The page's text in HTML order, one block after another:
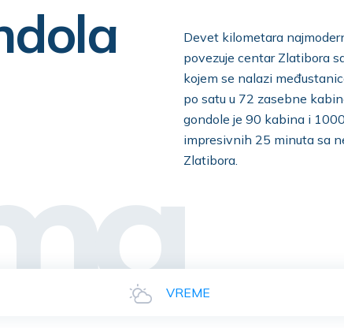
Devet kilometara
povezuje centar Zlatibora
kojem se nalazi
po satu u 72 zasebne
gondole je 90 kabina i
impresivnih 25 minuta sa
Zlatibora.
VREME